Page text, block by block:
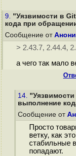
9. "Уязвимости в
кода при
Сообщение от
> 2.43.7, 2.44.4,
а чего так мало
14.
выполнение
Сообщение от
Просто
ветку, как
стабильные
попадают.